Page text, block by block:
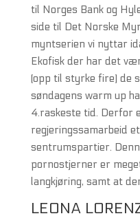
til Norges Bank og
side til Det Norske
myntserien vi nyttar
Ekofisk der har det
(opp til styrke fire) de
søndagens warm up
4.raskeste tid. Derfor
regjeringssamarbeid
sentrumspartier.
pornostjerner er
langkjøring, samt at
LEONA